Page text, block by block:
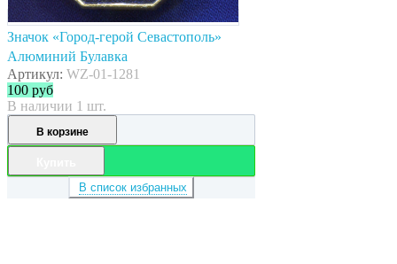
Значок «Город-герой Севастополь»
Алюминий Булавка
Артикул: WZ-01-1281
100 руб
В наличии 1 шт.
В корзине
В список избранных